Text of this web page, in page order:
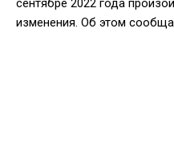
сентябре 2022 года
изменения. Об этом